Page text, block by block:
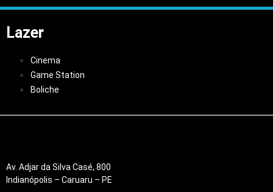
Lazer
Cinema
Game Station
Boliche
Av. Adjar da Silva Casé, 800
Indianópolis – Caruaru – PE